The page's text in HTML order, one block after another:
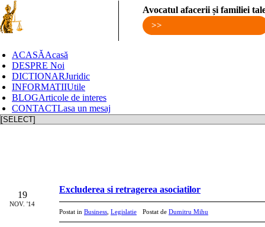
Avocatul afacerii și familiei
>>
ACASĂAcasă
DESPRE Noi
DICTIONARJuridic
INFORMATIIUtile
BLOGArticole de interes
CONTACTLasa un mesaj
19
NOV. '14
Excluderea si retragerea asociatilor
Postat in Business Legislatie Postat de Dumitru Mihu